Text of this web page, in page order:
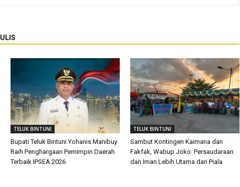
TELUK BINTUNI
Bupati Teluk Bintuni Yohanis Manibuy
Raih Penghargaan Pemimpin Daerah
Terbaik IPSEA 2026
TELUK BINTUNI
Sambut Kontingen Kaimana dan
Fakfak, Wabup Joko: Persaudaraan
dan Iman Lebih Utama dari Piala